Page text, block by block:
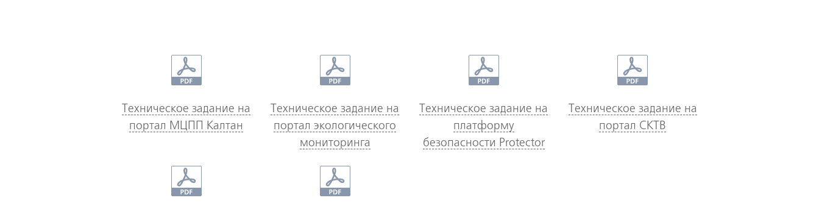
Техническое задание на
портал МЦПП Калтан
Техническое задание на
портал экологического
мониторинга
Техническое задание на
платформу
безопасности Protector
Техническое задание на
портал СКТВ